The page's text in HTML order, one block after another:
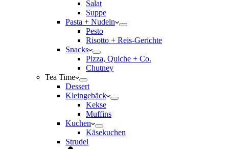
Salat
Suppe
Pasta + Nudeln
Pesto
Risotto + Reis-Gerichte
Snacks
Pizza, Quiche + Co.
Chutney
Tea Time
Dessert
Kleingebäck
Kekse
Muffins
Kuchen
Käsekuchen
Strudel